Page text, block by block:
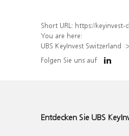
Short URL: https://keyinvest-ch.ubs.com/
You are here:
UBS KeyInvest Switzerland
Folgen Sie uns auf
Entdecken Sie UBS